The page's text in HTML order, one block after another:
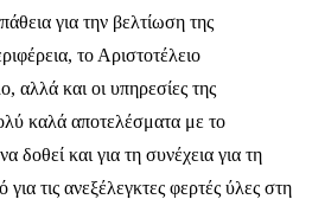
για την βελτίωση της
το Αριστοτέλειο
αλλά και οι υπηρεσίες της
καλά αποτελέσματα με το
δοθεί και για τη συνέχεια για τη
τις ανεξέλεγκτες φερτές ύλες στη